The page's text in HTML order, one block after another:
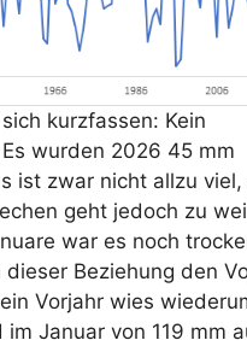
kurzfassen: Kein
wurden 2026 45 mm
ist zwar nicht allzu viel,
geht jedoch zu
war es noch
Beziehung den
Vorjahr wies
im Januar von 119 mm